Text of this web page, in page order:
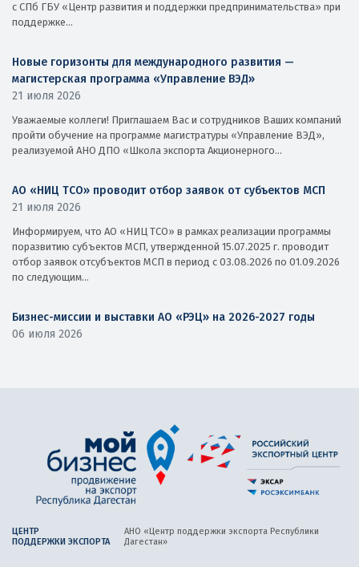
с СПб ГБУ «Центр развития и поддержки предпринимательства» при
поддержке...
Новые горизонты для международного развития —
магистерская программа «Управление ВЭД»
21 июля 2026
Уважаемые коллеги! Приглашаем Вас и сотрудников Ваших компаний
пройти обучение на программе магистратуры «Управление ВЭД»,
реализуемой АНО ДПО «Школа экспорта Акционерного...
АО «НИЦ ТСО» проводит отбор заявок от субъектов МСП
21 июля 2026
Информируем, что АО «НИЦ ТСО» в рамках реализации программы
поразвитию субъектов МСП, утвержденной 15.07.2025 г. проводит
отбор заявок отсубъектов МСП в период с 03.08.2026 по 01.09.2026
по следующим...
Бизнес-миссии и выставки АО «РЭЦ» на 2026-2027 годы
06 июля 2026
ЦЕНТР
ПОДДЕРЖКИ ЭКСПОРТА
АНО «Центр поддержки экспорта Республики
Дагестан»